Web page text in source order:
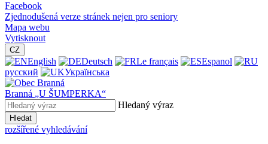
Facebook
Zjednodušená verze stránek nejen pro seniory
Mapa webu
Vytisknout
CZ
English Deutsch Le français
Espanol
русский
Українська
Branná „U ŠUMPERKA“
Hledaný výraz
Hledat
rozšířené vyhledávání